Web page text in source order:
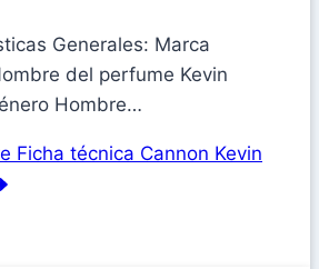
Generales: Marca
del perfume Kevin
Hombre…
Ficha técnica Cannon Kevin